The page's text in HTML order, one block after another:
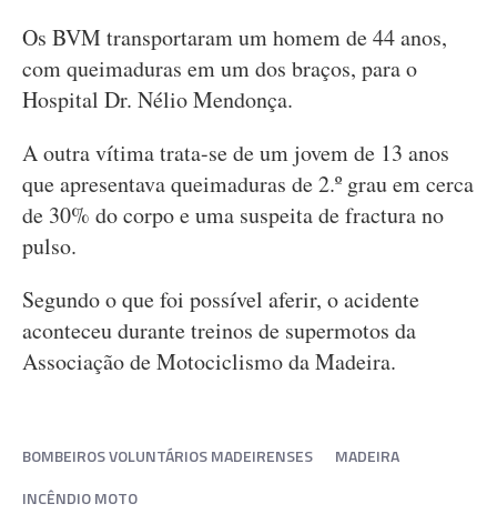
Os BVM transportaram um homem de 44 anos,
com queimaduras em um dos braços, para o
Hospital Dr. Nélio Mendonça.
A outra vítima trata-se de um jovem de 13 anos
que apresentava queimaduras de 2.º grau em cerca
de 30% do corpo e uma suspeita de fractura no
pulso.
Segundo o que foi possível aferir, o acidente
aconteceu durante treinos de supermotos da
Associação de Motociclismo da Madeira.
BOMBEIROS VOLUNTÁRIOS MADEIRENSES
MADEIRA
INCÊNDIO MOTO